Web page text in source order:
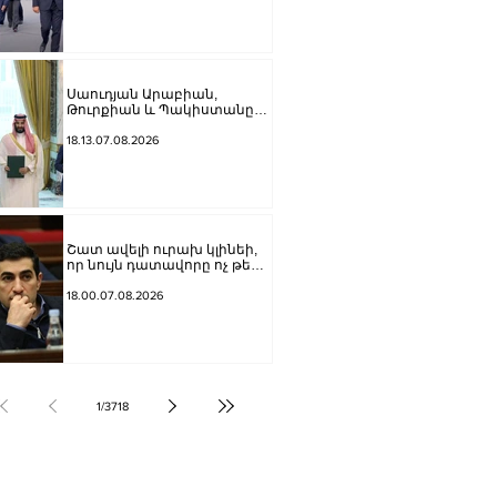
Սաուդյան Արաբիան,
Թուրքիան և Պակիստանը
պաշտպանության մասին
18.13.07.08.2026
Շատ ավելի ուրախ կլինեի,
որ նույն դատավորը ոչ թե
կարճեր քրեական գործը.
18.00.07.08.2026
1/3718